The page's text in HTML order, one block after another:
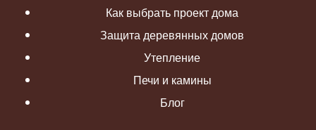
Как выбрать проект дома
Защита деревянных домов
Утепление
Печи и камины
Блог